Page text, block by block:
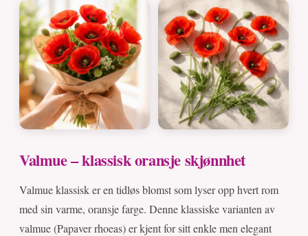
Valmue – klassisk oransje skjønnhet
Valmue klassisk er en tidløs blomst som lyser opp hvert rom
med sin varme, oransje farge. Denne klassiske varianten av
valmue (Papaver rhoeas) er kjent for sitt enkle men elegant